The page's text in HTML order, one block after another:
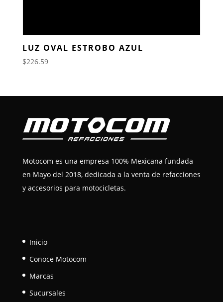
LUZ OVAL ESTROBO AZUL
$226.59
Motocom es una empresa 100% Mexicana fundada
en Mayo del 2018, dedicada a la venta de refacciones
y accesorios para motocicletas.
Inicio
Conoce Motocom
Marcas
Sucursales